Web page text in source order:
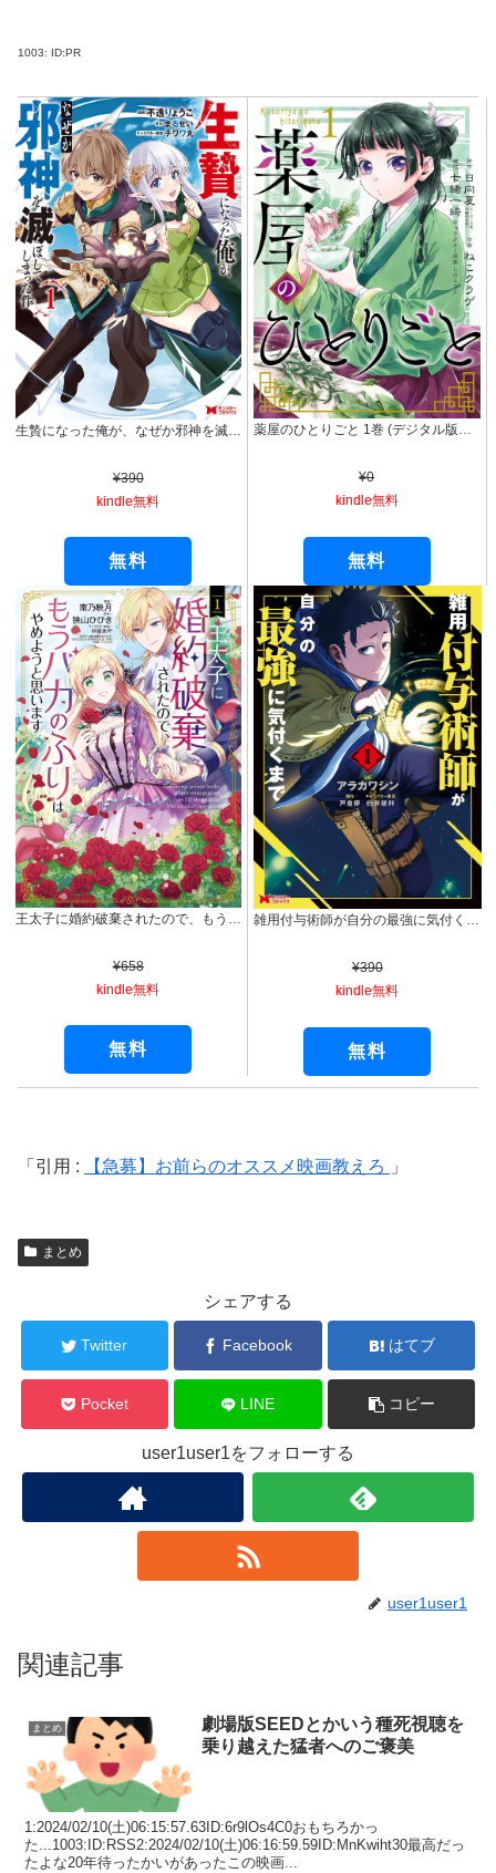
1003: ID:PR
生贄になった俺が、なぜか邪神を滅ぼしてしまった件（コミック） ： 1 (モンスターコミックス)
¥390
kindle無料
無料
薬屋のひとりごと 1巻 (デジタル版ビッグガンガンコミックス)
¥0
kindle無料
無料
王太子に婚約破棄されたので、もうバカのふりはやめようと思います 1巻 (マッグガーデンコミックスavarusシリーズ)
¥658
kindle無料
無料
雑用付与術師が自分の最強に気付くまで（コミック） ： 1 (モンスターコミックス)
¥390
kindle無料
無料
引用 : 【急募】お前らのオススメ映画教えろ
まとめ
シェアする
Twitter Facebook はてブ
Pocket LINE コピー
user1user1をフォローする
user1user1
関連記事
まとめ
劇場版SEEDとかいう種死視聴を
乗り越えた猛者へのご褒美
1:2024/02/10(土)06:15:57.63ID:6r9lOs4C0おもちろかっ
た...1003:ID:RSS2:2024/02/10(土)06:16:59.59ID:MnKwiht30最高だっ
たよな20年待ったかいがあったこの映画...